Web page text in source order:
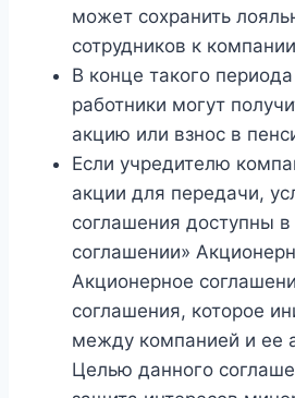
может сохранить
сотрудников к
В конце такого
работники могут
акцию или взнос в
Если учредителю
акции для передачи,
соглашения доступны
соглашении»
Акционерное
соглашения, которое
между компанией и ее
Целью данного